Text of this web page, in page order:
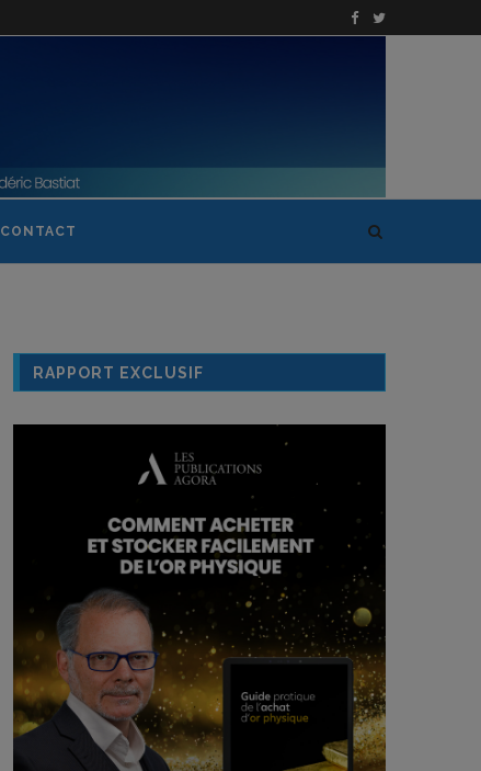
CONTACT
RAPPORT EXCLUSIF